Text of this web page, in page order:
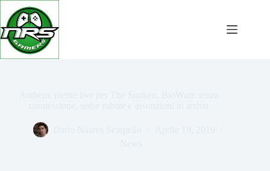
Salta
contenuto